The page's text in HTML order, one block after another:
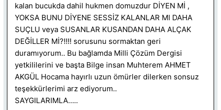
kalan bucukda dahil hukmen domuzdur DİYEN Mİ ,
YOKSA BUNU DİYENE SESSİZ KALANLAR MI DAHA
SUÇLU veya SUSANLAR KUSANDAN DAHA ALÇAK
DEĞİLLER Mİ?!!!! sorusunu sormaktan geri
duramıyorum.. Bu bağlamda Milli Çözüm Dergisi
yetkililerini ve başta Bilge insan Muhterem AHMET
AKGÜL Hocama hayırlı uzun ömürler dilerken sonsuz
teşekkürlerimi arz ediyorum..
SAYGILARIMLA…..